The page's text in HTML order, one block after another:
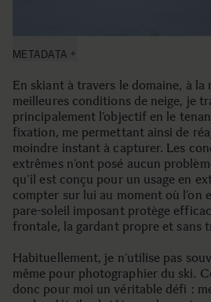
METADATA
En skiant à travers le domaine, à la
meilleures conditions de neige, je
principalement l’objectif en le
fixation, me permettant ainsi de
moindre instant à capturer. Les
extrêmes n’ont posé aucun
qu’il est conçu pour un usage en
compter sur lui au moment où l’on
pare-soleil imposant protège
frontale, la gardant propre et sans
Habituellement, je n’utilise pas
même pour photographier du ski.
donc pour moi un véritable défi :